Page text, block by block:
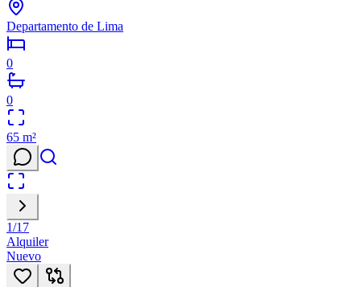
Departamento de Lima
0
0
65 m²
1/17
Alquiler
Nuevo